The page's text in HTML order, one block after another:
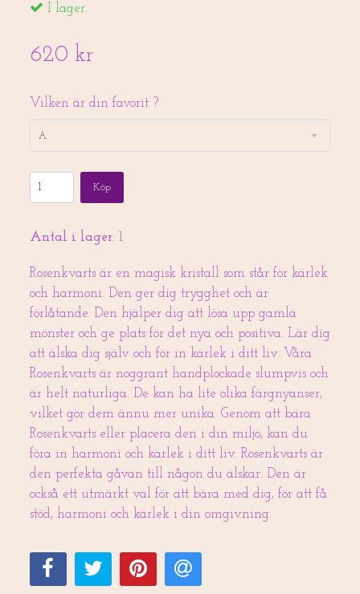
I lager.
620 kr
Vilken är din favorit ?
A
Köp
Antal i lager: 1
Rosenkvarts är en magisk kristall som står för kärlek
och harmoni. Den ger dig trygghet och är
förlåtande. Den hjälper dig att lösa upp gamla
mönster och ge plats för det nya och positiva. Lär dig
att älska dig själv och för in kärlek i ditt liv. Våra
Rosenkvarts är noggrant handplockade slumpvis och
är helt naturliga. De kan ha lite olika färgnyanser,
vilket gör dem ännu mer unika. Genom att bära
Rosenkvarts eller placera den i din miljö, kan du
föra in harmoni och kärlek i ditt liv. Rosenkvarts är
den perfekta gåvan till någon du älskar. Den är
också ett utmärkt val för att bära med dig, för att få
stöd, harmoni och kärlek i din omgivning.